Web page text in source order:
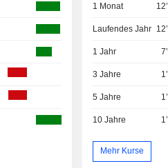
1 Monat
Laufendes Jahr
1 Jahr
3 Jahre
5 Jahre
10 Jahre
Mehr Kurse